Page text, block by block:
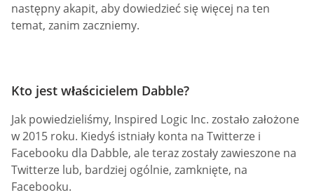
następny akapit, aby dowiedzieć się więcej na ten
temat, zanim zaczniemy.
Kto jest właścicielem Dabble?
Jak powiedzieliśmy, Inspired Logic Inc. zostało założone
w 2015 roku. Kiedyś istniały konta na Twitterze i
Facebooku dla Dabble, ale teraz zostały zawieszone na
Twitterze lub, bardziej ogólnie, zamknięte, na
Facebooku.